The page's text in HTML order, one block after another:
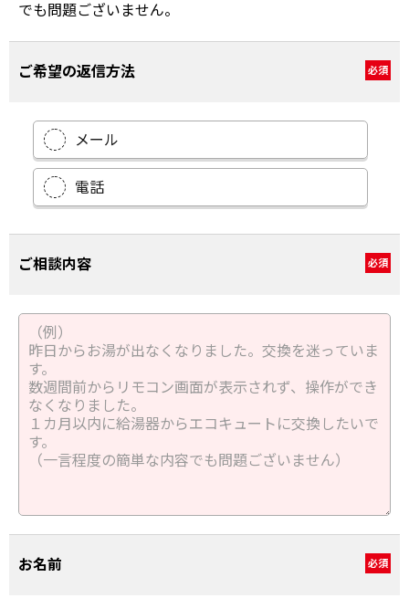
でも問題ございません。
ご希望の返信方法 必須
メール
電話
ご相談内容 必須
お名前 必須